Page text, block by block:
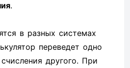
.
в разных системах
переведет одно
другого. При